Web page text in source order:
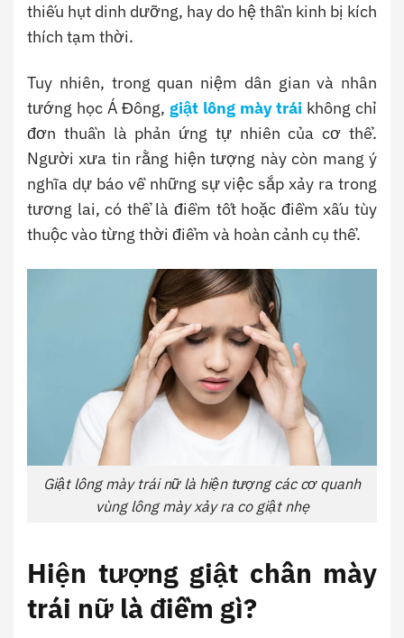
thiếu hụt dinh dưỡng, hay do hệ thần kinh bị kích
thích tạm thời.
Tuy nhiên, trong quan niệm dân gian và nhân
tướng học Á Đông,giật lông mày trái không chỉ
đơn thuần là phản ứng tự nhiên của cơ thể.
Người xưa tin rằng hiện tượng này còn mang ý
nghĩa dự báo về những sự việc sắp xảy ra trong
tương lai, có thể là điềm tốt hoặc điềm xấu tùy
thuộc vào từng thời điểm và hoàn cảnh cụ thể.
Giật lông mày trái nữ là hiện tượng các cơ quanh
vùng lông mày xảy ra co giật nhẹ
Hiện tượng giật chân mày
trái nữ là điềm gì?